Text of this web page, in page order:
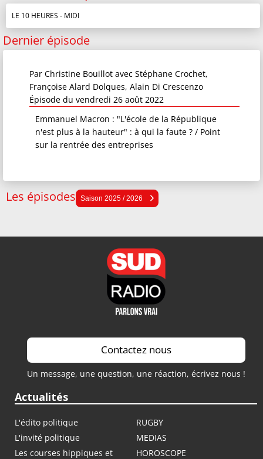
LE 10 HEURES - MIDI
Dernier épisode
Par Christine Bouillot avec Stéphane Crochet,
Françoise Alard Dolques, Alain Di Crescenzo
Épisode du vendredi 26 août 2022
Emmanuel Macron : "L'école de la République
n'est plus à la hauteur" : à qui la faute ? / Point
sur la rentrée des entreprises
Les épisodes Saison 2025 / 2026
Saison 2023 / 2024
Contactez nous
Un message, une question, une réaction, écrivez nous !
Actualités
L'édito politique
RUGBY
L'invité politique
MEDIAS
Les courses hippiques et
HOROSCOPE